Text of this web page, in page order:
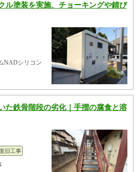
ル塗装を実施、チョーキングや錆び
NADシリコン
た鉄骨階段の劣化｜手摺の腐食と溶
旧工事